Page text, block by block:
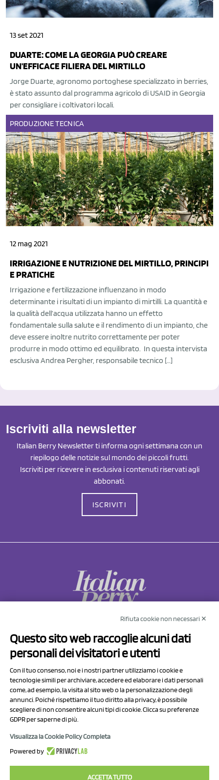
13 set 2021
DUARTE: COME LA GEORGIA PUÒ CREARE
UN'EFFICACE FILIERA DEL MIRTILLO
Jorge Duarte, agronomo portoghese specializzato in berries,
è stato assunto dal programma agricolo di USAID in Georgia
per consigliare i coltivatori locali.
PRODUZIONETECNICA
12 mag 2021
IRRIGAZIONE E NUTRIZIONE DEL MIRTILLO, PRINCIPI
E PRATICHE
Irrigazione e fertilizzazione influenzano in modo
determinante i risultati di un impianto di mirtilli. La quantità e
la qualità dell’acqua utilizzata hanno un effetto
fondamentale sulla salute e il rendimento di un impianto, che
deve essere inoltre nutrito correttamente per poter
produrre in modo ottimo ed equilibrato. In questa intervista
esclusiva Andrea Pergher, responsabile tecnico […]
Iscriviti alla newsletter
Italian Berry Newsletter ti informa ogni settimana con un
riepilogo delle notizie sul mondo dei piccoli frutti.
Iscriviti per ricevere in esclusiva i contenuti riservati agli
abbonati.
ISCRIVITI
Via Prov.le Sassuolo Vignola 315/1
41057 Spilamberto (MO)
P.I/C.F. 01041460369
REA: MO 208553
Capitale sociale Euro 50.000,00 i.v.
Rifiuta cookie non necessari ✕
Questo sito web raccoglie alcuni dati
personali dei visitatori e utenti
Con il tuo consenso, noi e i nostri partner utilizziamo i cookie e
tecnologie simili per archiviare, accedere ed elaborare i dati personali
come, ad esempio, la visita al sito web o la personalizzazione degli
annunci. Poiché rispettiamo il tuo diritto alla privacy, è possibile
scegliere di non consentire alcuni tipi di cookie. Clicca su preferenze
GDPR per saperne di più.
Visualizza la Cookie Policy Completa
Powered by
ACCETTA TUTTO